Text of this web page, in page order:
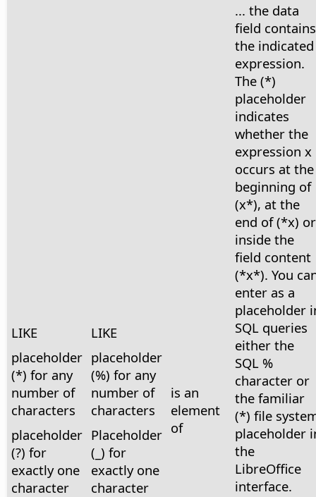
LIKE
placeholder
(*) for any
number of
characters
placeholder
(?) for
exactly one
character
LIKE
placeholder
(%) for any
number of
characters
Placeholder
(_) for
exactly one
character
is an
element
of
... the data
field contains
the indicated
expression.
The (*)
placeholder
indicates
whether the
expression x
occurs at the
beginning of
(x*), at the
end of (*x) or
inside the
field content
(*x*). You
enter as a
placeholder
SQL queries
either the
SQL %
character or
the familiar
(*) file
placeholder
the
LibreOffice
interface.